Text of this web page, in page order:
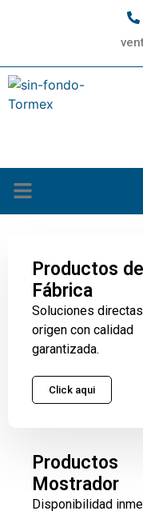
Productos de
Fábrica
Soluciones
origen con calidad
garantizada.
Click aqui
Productos
Mostrador
Disponibilidad